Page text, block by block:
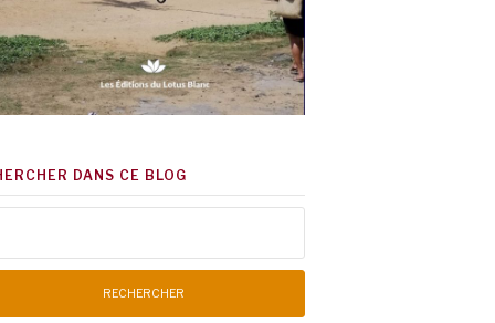
DANS CE BLOG